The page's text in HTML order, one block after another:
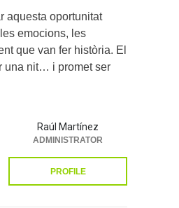
aquesta oportunitat
emocions, les
que van fer història. El
una nit… i promet ser
Raúl Martínez
ADMINISTRATOR
PROFILE